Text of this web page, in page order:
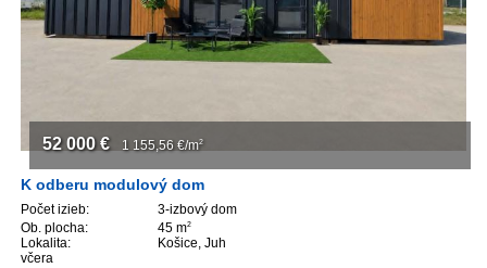
ZVÝRAZNENIE REALITNÝCH INZERÁTOV
PARTNERI
KONTAKT
K odberu modulový dom
Počet izieb:
3-izbový dom
Ob. plocha:
45 m2
Lokalita:
Košice, Juh
včera
52 000 € 1 155,56 €/m2